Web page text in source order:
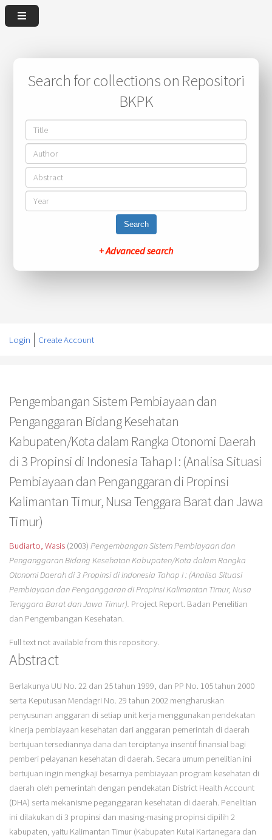
Search for collections on Repositori
BKPK
Search
+ Advanced search
Login Create Account
Pengembangan Sistem Pembiayaan dan
Penganggaran Bidang Kesehatan
Kabupaten/Kota dalam Rangka Otonomi Daerah
di 3 Propinsi di Indonesia Tahap I : (Analisa Situasi
Pembiayaan dan Penganggaran di Propinsi
Kalimantan Timur, Nusa Tenggara Barat dan Jawa
Timur)
Budiarto, Wasis(2003) Pengembangan Sistem Pembiayaan dan
Penganggaran Bidang Kesehatan Kabupaten/Kota dalam Rangka
Otonomi Daerah di 3 Propinsi di Indonesia Tahap I : (Analisa Situasi
Pembiayaan dan Penganggaran di Propinsi Kalimantan Timur, Nusa
Tenggara Barat dan Jawa Timur). Project Report. Badan Penelitian
dan Pengembangan Kesehatan.
Full text not available from this repository.
Abstract
Berlakunya UU No. 22 dan 25 tahun 1999, dan PP No. 105 tahun 2000
serta Keputusan Mendagri No. 29 tahun 2002 mengharuskan
penyusunan anggaran di setiap unit kerja menggunakan pendekatan
kinerja pembiayaan kesehatan dari anggaran pemerintah di daerah
bertujuan tersediannya dana dan terciptanya insentif finansial bagi
pemberi pelayanan kesehatan di daerah. Secara umum penelitian ini
bertujuan ingin mengkaji besarnya pembiayaan program kesehatan di
daerah oleh pemerintah dengan pendekatan District Health Account
(DHA) serta mekanisme peganggaran kesehatan di daerah. Penelitian
ini dilakukan di 3 propinsi dan masing-masing propinsi dipilih 2
kabupaten, yaitu Kalimantan Timur (Kabupaten Kutai Kartanegara dan